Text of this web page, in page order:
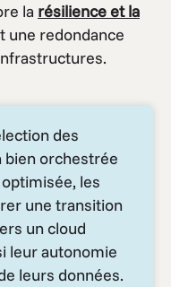
la résilience et la
une redondance
des
orchestrée
les
une transition
un cloud
leur autonomie
leurs données.